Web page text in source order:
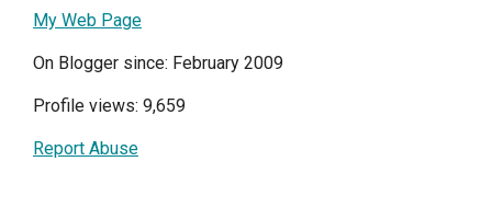
My Web Page
On Blogger since: February 2009
Profile views: 9,659
Report Abuse